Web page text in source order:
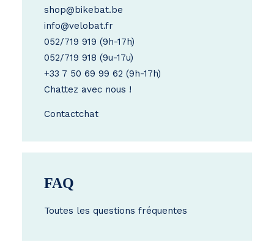
shop@bikebat.be
info@velobat.fr
052/719 919 (9h-17h)
052/719 918 (9u-17u)
+33 7 50 69 99 62 (9h-17h)
Chattez avec nous !
Contactchat
FAQ
Toutes les questions fréquentes